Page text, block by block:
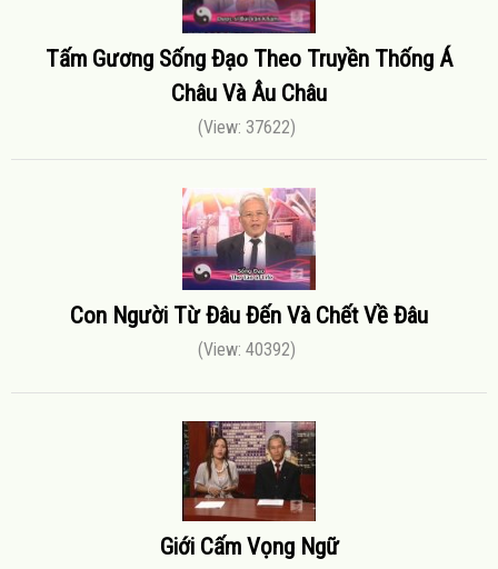
Tấm Gương Sống Đạo Theo Truyền Thống Á
Châu Và Âu Châu
(View: 37622)
Con Người Từ Đâu Đến Và Chết Về Đâu
(View: 40392)
Giới Cấm Vọng Ngữ